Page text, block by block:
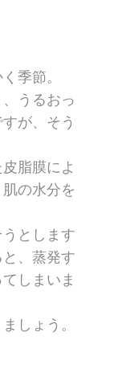
季節。
うるおっ
が、そう
脂膜によ
の水分を
とします
、蒸発す
しまいま
しょう。